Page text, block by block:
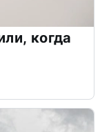
когда